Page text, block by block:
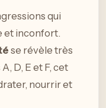
qui
et inconfort.
se révèle très
D, E et F, cet
nourrir et